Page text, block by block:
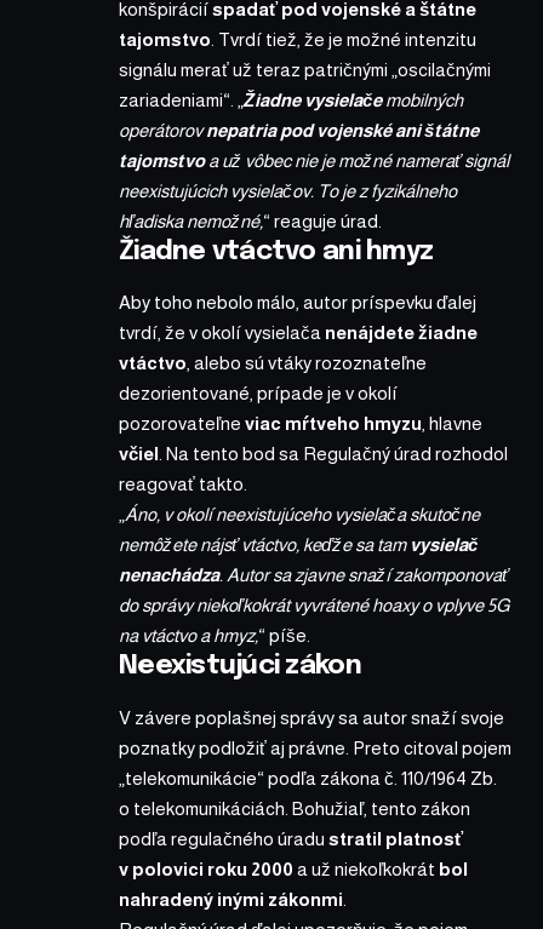
konšpiráciíspadať pod vojenské a štátne
tajomstvo . Tvrdí tiež, že je možné intenzitu
signálu merať už teraz patričnými „oscilačnými
zariadeniami“. „ Žiadne vysielačemobilných
operátorovnepatria pod vojenské ani štátne
tajomstvoa už vôbec nie je možné namerať signál
neexistujúcich vysielačov. To je z fyzikálneho
hľadiska nemožné,“ reaguje úrad.
Žiadne vtáctvo ani hmyz
Aby toho nebolo málo, autor príspevku ďalej
tvrdí, že v okolí vysielača nenájdete žiadne
vtáctvo, alebo sú vtáky rozoznateľne
dezorientované, prípade je v okolí
pozorovateľne viac mŕtveho hmyzu, hlavne
včiel . Na tento bod sa Regulačný úrad rozhodol
reagovať takto.
„Áno, v okolí neexistujúceho vysielača skutočne
nemôžete nájsť vtáctvo, keďže sa tam vysielač
nenachádza. Autor sa zjavne snaží zakomponovať
do správy niekoľkokrát vyvrátené hoaxy o vplyve 5G
na vtáctvo a hmyz,“ píše.
Neexistujúci zákon
V závere poplašnej správy sa autor snaží svoje
poznatky podložiť aj právne. Preto citoval pojem
„telekomunikácie“ podľa zákona č. 110/1964 Zb.
o telekomunikáciách. Bohužiaľ, tento zákon
podľa regulačného úradu stratil platnosť
v polovici roku 2000 a už niekoľkokrát bol
nahradený inými zákonmi